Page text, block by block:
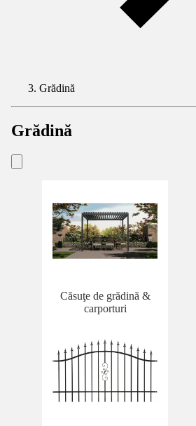
Grădină
Grădină
Căsuţe de grădină &
carporturi